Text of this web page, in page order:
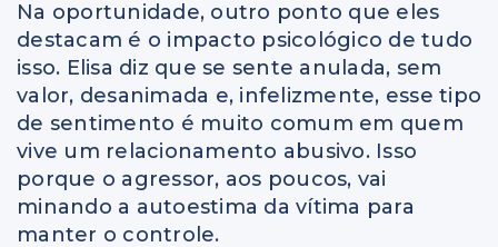
Na oportunidade, outro ponto que eles
destacam é o impacto psicológico de tudo
isso. Elisa diz que se sente anulada, sem
valor, desanimada e, infelizmente, esse tipo
de sentimento é muito comum em quem
vive um relacionamento abusivo. Isso
porque o agressor, aos poucos, vai
minando a autoestima da vítima para
manter o controle.